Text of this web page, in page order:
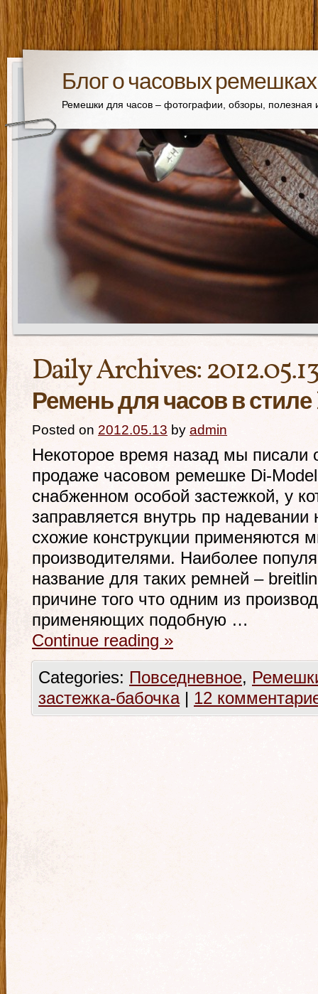
Блог о часовых ремешках
Ремешки для часов – фотографии, обзоры,
Daily Archives:
Ремень для часов в
Posted on 2012.05.13 by admin
Некоторое время назад мы писали
продаже часовом ремешке Di-
снабженном особой застежкой, у
заправляется внутрь пр
схожие конструкции применяются
производителями. Наиболее
название для таких ремней –
причине того что одним из
применяющих подобную …
Continue reading »
Categories: Повседневное,
застежка-бабочка | 12